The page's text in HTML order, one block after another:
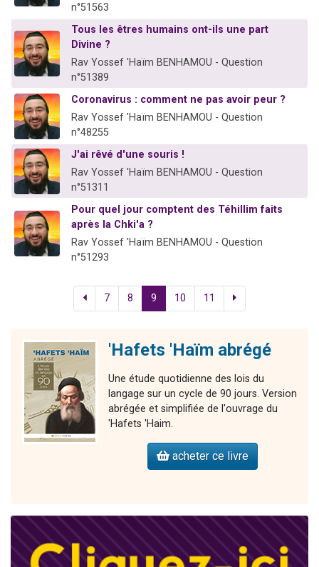
n°51563
Tous les êtres humains ont-ils une part
Divine ?
Rav Yossef 'Haïm BENHAMOU - Question
n°51389
Coronavirus : comment ne pas avoir peur ?
Rav Yossef 'Haïm BENHAMOU - Question
n°48255
J'ai rêvé d'une souris !
Rav Yossef 'Haïm BENHAMOU - Question
n°51311
Pour quel jour comptent des Téhillim faits
après la Chki'a ?
Rav Yossef 'Haïm BENHAMOU - Question
n°51293
7 8 9 10 11
'Hafets 'Haïm abrégé
Une étude quotidienne des lois du
langage sur un cycle de 90 jours. Version
abrégée et simplifiée de l'ouvrage du
'Hafets 'Haim.
acheter ce livre